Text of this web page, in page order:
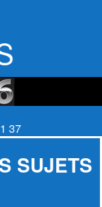
37
SUJETS